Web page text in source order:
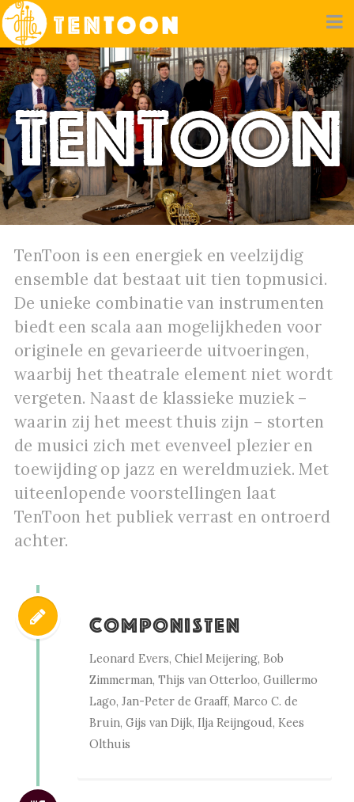
TenToon
TenToon is een energiek en veelzijdig
ensemble dat bestaat uit tien topmusici.
De unieke combinatie van instrumenten
biedt een scala aan mogelijkheden voor
originele en gevarieerde uitvoeringen,
waarbij het theatrale element niet wordt
vergeten. Naast de klassieke muziek –
waarin zij het meest thuis zijn – storten
de musici zich met evenveel plezier en
toewijding op jazz en wereldmuziek. Met
uiteenlopende voorstellingen laat
TenToon het publiek verrast en ontroerd
achter.
Componisten
Leonard Evers, Chiel Meijering, Bob
Zimmerman, Thijs van Otterloo, Guillermo
Lago, Jan-Peter de Graaff, Marco C. de
Bruin, Gijs van Dijk, Ilja Reijngoud, Kees
Olthuis